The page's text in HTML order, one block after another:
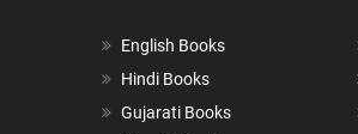
English Books
Hindi Books
Gujarati Books